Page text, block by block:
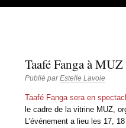
Taafé Fanga à MUZ
Publié parEstelle Lavoie
Taafé Fanga sera en
le cadre de la vitrine MUZ,
L’événement a lieu les 17,